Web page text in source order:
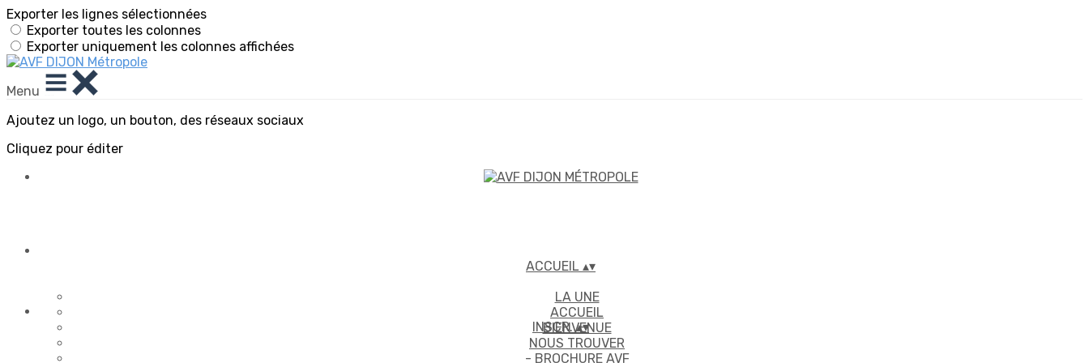
Exporter les lignes sélectionnées
Exporter toutes les colonnes
Exporter uniquement les colonnes affichées
Menu
Ajoutez un logo, un bouton, des réseaux sociaux
Cliquez pour éditer
ACCUEIL ▴▾
LA UNE
ACCUEIL
BIENVENUE
NOUS TROUVER
- BROCHURE AVF
INSCR.▴▾